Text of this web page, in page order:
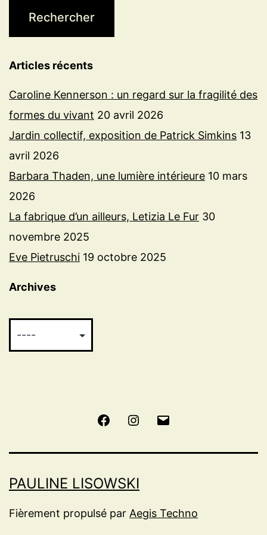
Articles récents
Caroline Kennerson : un regard sur la fragilité des
formes du vivant 20 avril 2026
Jardin collectif, exposition de Patrick Simkins 13
avril 2026
Barbara Thaden, une lumière intérieure 10 mars
2026
La fabrique d’un ailleurs, Letizia Le Fur 30
novembre 2025
Eve Pietruschi 19 octobre 2025
Archives
FacebookInstagram
PAULINE LISOWSKI
Fièrement propulsé par Aegis Techno